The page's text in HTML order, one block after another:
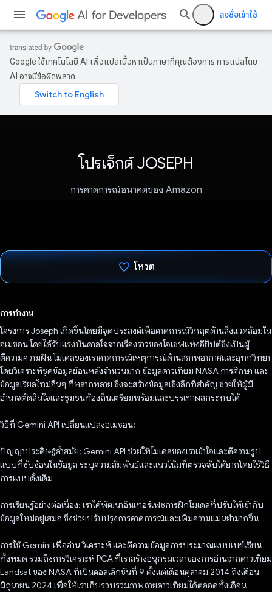
ลงชื่อเข้าใช้
Google ใช้เทคโนโลยี AI เพื่อแปลเนื้อหาเป็นภาษาที่คุณต้องการ การแปลโดย
AI อาจมีข้อผิดพลาด
โปรเจ็กต์ JOSEPH
การคาดการณ์อนาคตของ Amazon
โหวต
การทำงาน
โครงการ Joseph เกิดขึ้นโดยมีจุดประสงค์เพื่อคาดการณ์วิกฤตด้านสิ่งแวดล้อมใน
อเมซอน โดยได้รับแรงบันดาลใจจากเรื่องราวของโจเซฟแห่งอียิปต์ซึ่งเป็นผู้
ตีความความฝัน โมเดลของเราคาดการณ์เหตุการณ์ด้านสภาพอากาศและอุทกวิทยา
โดยวิเคราะห์ชุดข้อมูลย้อนหลังจำนวนมาก ข้อมูลดาวเทียม NASA การศึกษา และ
ข้อมูลเรียลไทม์อื่นๆ ที่หลากหลาย ซึ่งจะสร้างข้อมูลเชิงลึกที่สำคัญ ช่วยให้ผู้มี
อำนาจตัดสินใจและชุมชนท้องถิ่นเตรียมพร้อมและบรรเทาผลกระทบได้
วิธีที่ Gemini API เปลี่ยนแปลงอเมซอน:
ปัญญาประดิษฐ์ล้ำสมัย: Gemini API ช่วยให้โมเดลของเราเข้าใจและตีความรูป
แบบที่ซับซ้อนในข้อมูล ระบุความสัมพันธ์และแนวโน้มที่ตรวจจับได้ยากโดยใช้วิธี
การแบบดั้งเดิม
การเรียนรู้อย่างต่อเนื่อง: เราได้พัฒนาอินเทอร์เฟซการฝึกโมเดลที่ปรับให้เข้ากับ
ข้อมูลใหม่อยู่เสมอ ซึ่งช่วยปรับปรุงการคาดการณ์และเพิ่มความแม่นยำมากขึ้น
การใช้ Gemini เพื่ออ่าน วิเคราะห์ และตีความข้อมูลการประมาณแบบเบย์เซียน
ทั้งหมด รวมถึงการวิเคราะห์ PCA ที่เราสร้างอนุกรมเวลาของการอ่านจากดาวเทียม
Landsat ของ NASA ที่เป็นคอลเล็กชันที่ 9 ตั้งแต่เดือนตุลาคม 2014 ถึงเดือน
มิถุนายน 2024 เพื่อให้เราเก็บรวบรวมภาพถ่ายดาวเทียมได้ตลอดทั้งเดือน